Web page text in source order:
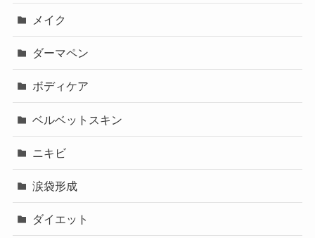
メイク
ダーマペン
ボディケア
ベルベットスキン
ニキビ
涙袋形成
ダイエット